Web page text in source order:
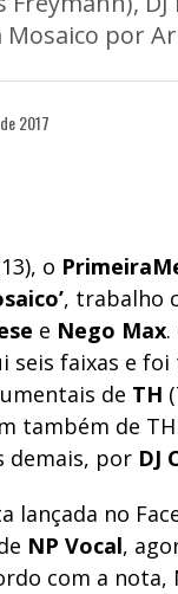
por
2017
o
, trabalho
e Nego Max
seis faixas e
de TH
também de TH
demais, por DJ
lançada no
NP Vocal,
com a